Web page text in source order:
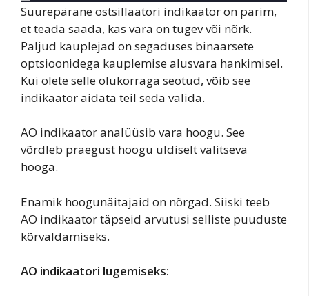
Suurepärane ostsillaatori indikaator on parim,
et teada saada, kas vara on tugev või nõrk.
Paljud kauplejad on segaduses binaarsete
optsioonidega kauplemise alusvara hankimisel.
Kui olete selle olukorraga seotud, võib see
indikaator aidata teil seda valida.
AO indikaator analüüsib vara hoogu. See
võrdleb praegust hoogu üldiselt valitseva
hooga.
Enamik hoogunäitajaid on nõrgad. Siiski teeb
AO indikaator täpseid arvutusi selliste puuduste
kõrvaldamiseks.
AO indikaatori lugemiseks: